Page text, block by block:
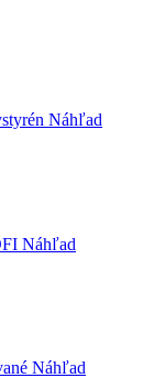
Náhľad
Náhľad
Náhľad